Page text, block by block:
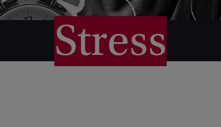
Stress